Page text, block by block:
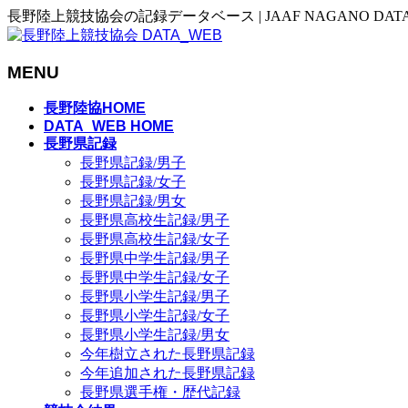
長野陸上競技協会の記録データベース | JAAF NAGANO
MENU
長野陸協HOME
DATA_WEB HOME
長野県記録
長野県記録/男子
長野県記録/女子
長野県記録/男女
長野県高校生記録/男子
長野県高校生記録/女子
長野県中学生記録/男子
長野県中学生記録/女子
長野県小学生記録/男子
長野県小学生記録/女子
長野県小学生記録/男女
今年樹立された長野県記録
今年追加された長野県記録
長野県選手権・歴代記録